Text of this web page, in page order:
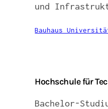
und
Bauhaus
Hochschule für
Bachelor-